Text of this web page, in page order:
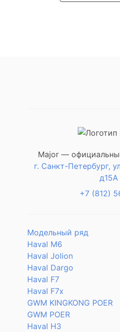
Major —
г. Санкт-Петербург,
д15А
+7 (812)
Модельный ряд
Haval M6
Haval Jolion
Haval Dargo
Haval F7
Haval F7x
GWM KINGKONG POER
GWM POER
Haval H3